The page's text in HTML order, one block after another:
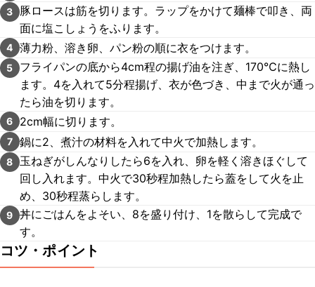
3
豚ロースは筋を切ります。ラップをかけて麺棒で叩き、両
面に塩こしょうをふります。
4 薄力粉、溶き卵、パン粉の順に衣をつけます。
5
フライパンの底から4cm程の揚げ油を注ぎ、170℃に熱し
ます。4を入れて5分程揚げ、衣が色づき、中まで火が通っ
たら油を切ります。
6 2cm幅に切ります。
7 鍋に2、煮汁の材料を入れて中火で加熱します。
8
玉ねぎがしんなりしたら6を入れ、卵を軽く溶きほぐして
回し入れます。中火で30秒程加熱したら蓋をして火を止
め、30秒程蒸らします。
9 丼にごはんをよそい、8を盛り付け、1を散らして完成で
す。
コツ・ポイント